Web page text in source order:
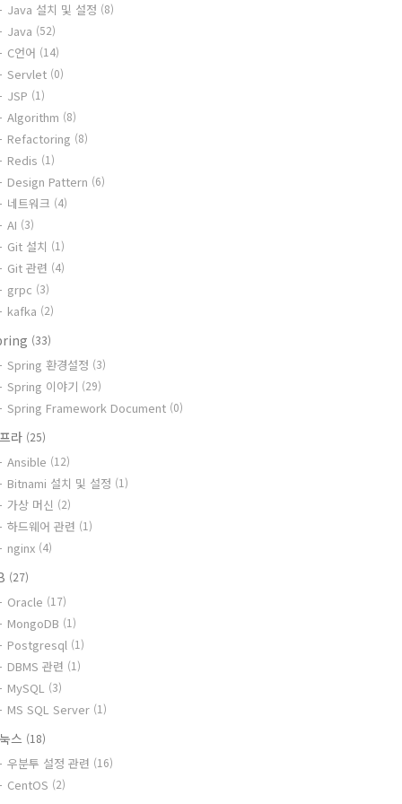
Java 설치 및 설정 (8)
Java (52)
C언어 (14)
Servlet (0)
JSP (1)
Algorithm (8)
Refactoring (8)
Redis (1)
Design Pattern (6)
네트워크 (4)
AI (3)
Git 설치 (1)
Git 관련 (4)
grpc (3)
kafka (2)
(33)
Spring 환경설정 (3)
Spring 이야기 (29)
Spring Framework Document (0)
라 (25)
Ansible (12)
Bitnami 설치 및 설정 (1)
가상 머신 (2)
하드웨어 관련 (1)
nginx (4)
(27)
Oracle (17)
MongoDB (1)
Postgresql (1)
DBMS 관련 (1)
MySQL (3)
MS SQL Server (1)
스 (18)
우분투 설정 관련 (16)
CentOS (2)